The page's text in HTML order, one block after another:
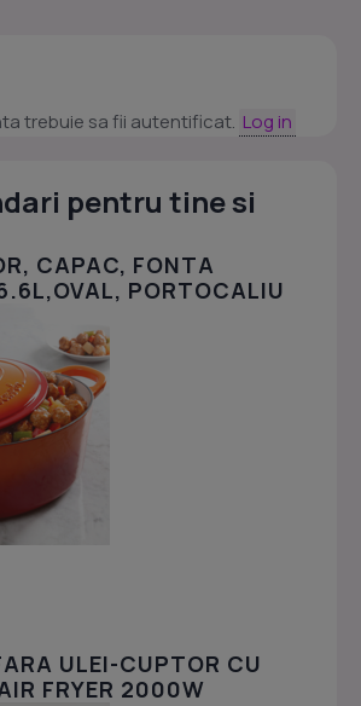
trebuie sa fii autentificat. Log in
pentru tine si
CAPAC, FONTA
PORTOCALIU
ULEI-CUPTOR CU
FRYER 2000W